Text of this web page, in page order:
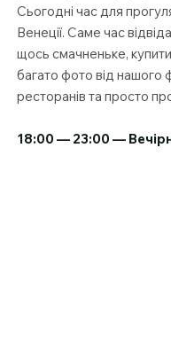
Сьогодні час для
Венеції. Саме час
щось смачненьке,
багато фото від нашого
ресторанів та просто
18:00 — 23:00 —